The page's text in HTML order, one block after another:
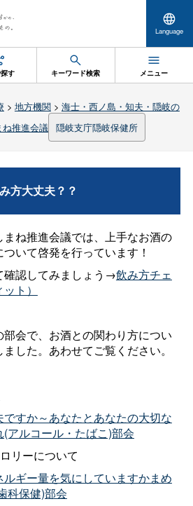
Language
す キーワード検索 メニュー
> 地方機関> 海士・西ノ島・知夫・隠岐の
推進会議 隠岐支庁隠岐保健所
方大丈夫？？
ね推進会議では、上手なお酒の
いて啓発を行っています！
確認してみましょう→飲み方チェ
ト）
会で、お酒との関わり方につい
した。あわせてご覧ください。
すか～あなたとあなたの大切な
アルコール・たばこ)部会
リーについて
ギー量を気にしていますかまめ
科保健)部会